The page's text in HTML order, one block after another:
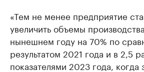
«Тем не менее предприятие
увеличить объемы
нынешнем году на 70% по
результатом 2021 года и в 2,5
показателями 2023 года, когда